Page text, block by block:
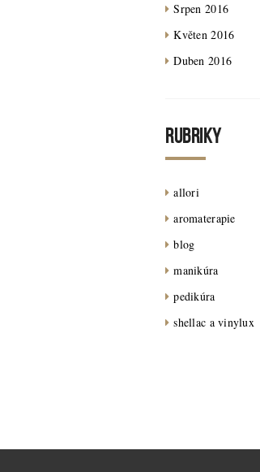
Srpen 2016
Květen 2016
Duben 2016
RUBRIKY
allori
aromaterapie
blog
manikúra
pedikúra
shellac a vinylux